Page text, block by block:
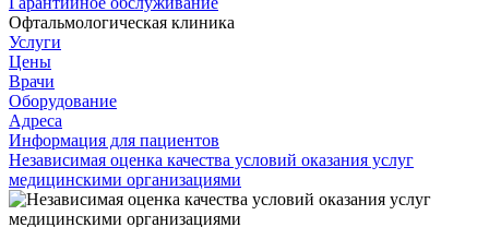
Офтальмологическая клиника
Услуги
Цены
Врачи
Оборудование
Адреса
Информация для пациентов
Независимая оценка качества условий оказания услуг
медицинскими организациями